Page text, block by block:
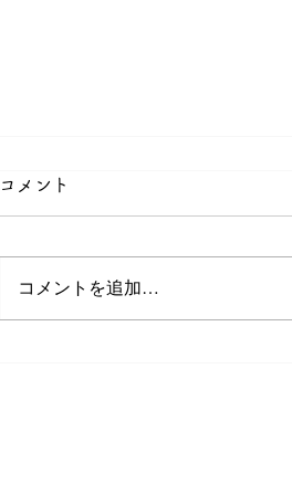
2026年5月の館だより
コメント
コメントを追加…